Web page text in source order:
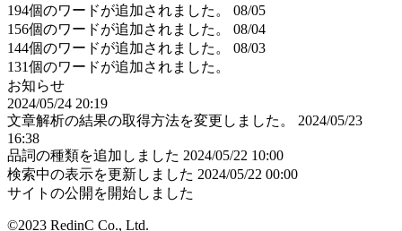
194個のワードが追加されました。
08/05
156個のワードが追加されました。
08/04
144個のワードが追加されました。
08/03
131個のワードが追加されました。
お知らせ
2024/05/24 20:19
文章解析の結果の取得方法を変更しました。
2024/05/23
16:38
品詞の種類を追加しました 2024/05/22 10:00
検索中の表示を更新しました 2024/05/22 00:00
サイトの公開を開始しました
©2023 RedinC Co., Ltd.